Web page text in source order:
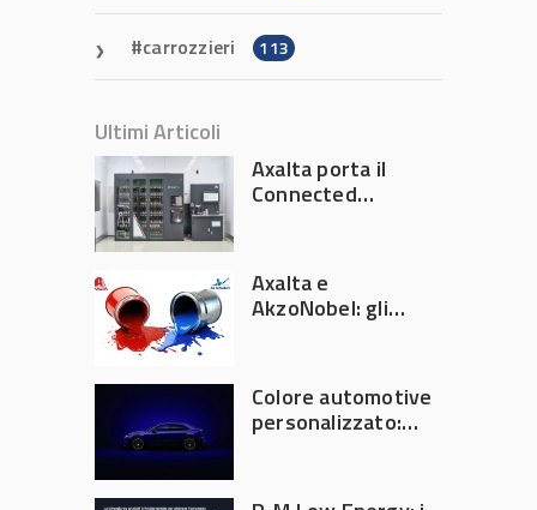
carrozzieri 113
Ultimi Articoli
Axalta porta il
Connected
Automechanika
Frankfurt 2026
Axalta e
AkzoNobel: gli
Colore automotive
personalizzato:
diventa ingegneria